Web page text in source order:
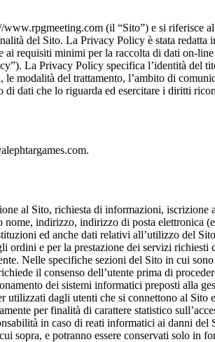
(il “Sito”) e si riferisce
del Sito. La Privacy Policy è stata redatta
requisiti minimi per la raccolta di dati on-
La Privacy Policy specifica l’identità del
modalità del trattamento, l’ambito di
di dati che lo riguarda ed esercitare i diritti
.
al Sito, richiesta di informazioni, iscrizione
indirizzo, indirizzo di posta elettronica
ed anche dati relativi all’utilizzo del
ordini e per la prestazione dei servizi richiesti
Nelle specifiche sezioni del Sito in cui
il consenso dell’utente prima di
dei sistemi informatici preposti alla
dagli utenti che si connettono al Sito
per finalità di carattere statistico
in caso di reati informatici ai danni del
sopra, e potranno essere conservati solo in